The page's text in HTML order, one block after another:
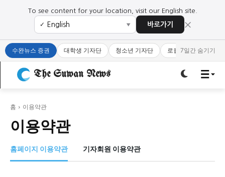
로그인하세요
주요 뉴스
로그인하세요
주요 뉴스
To see content for your location, visit our English site.
✓ ▼ 바로가기 ×
수완뉴스 증권 대학생 기자단 청소년 기자단 로컬 큐레이터
7일간 숨기기
The Suwan News
홈 이용약관
이용약관
홈페이지 이용약관 기자회원 이용약관